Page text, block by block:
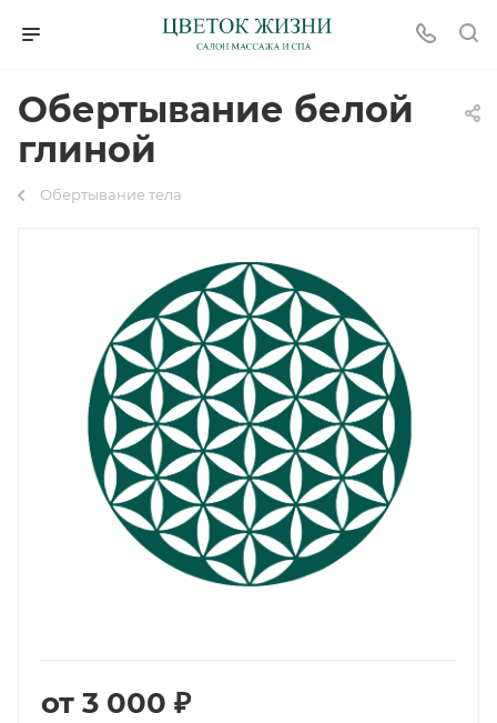
Обертывание белой
глиной
Обертывание тела
от 3 000 ₽